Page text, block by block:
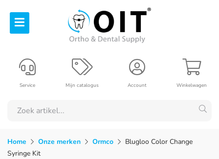
Winkelwagen
Account
Mijn catalogus
Service
Home Onze merken Ormco
Blugloo Color Change
Syringe Kit